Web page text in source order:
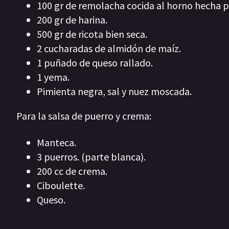
100 gr de remolacha cocida al horno hecha
200 gr de harina.
500 gr de ricota bien seca.
2 cucharadas de almidón de maíz.
1 puñado de queso rallado.
1 yema.
Pimienta negra, sal y nuez moscada.
Para la salsa de puerro y crema:
Manteca.
3 puerros. (parte blanca).
200 cc de crema.
Ciboulette.
Queso.